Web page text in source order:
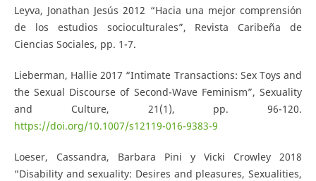
Leyva, Jonathan Jesús 2012 “Hacia una mejor comprensión
de los estudios socioculturales”, Revista Caribeña de
Ciencias Sociales, pp. 1-7.
Lieberman, Hallie 2017 “Intimate Transactions: Sex Toys and
the Sexual Discourse of Second-Wave Feminism”, Sexuality
and Culture, 21(1), pp. 96-120.
https://doi.org/10.1007/s12119-016-9383-9
Loeser, Cassandra, Barbara Pini y Vicki Crowley 2018
“Disability and sexuality: Desires and pleasures, Sexualities,